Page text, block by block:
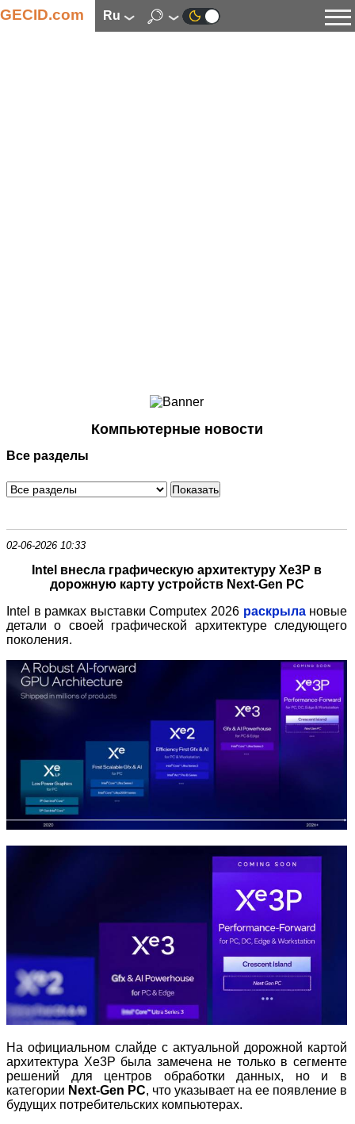
GECID.com ru
Смартфоны
Периферия
Программное обеспечение
Компьютерные новости
Все разделы
02-06-2026 10:33
Intel внесла графическую архитектуру Xe3P в
дорожную карту устройств Next-Gen PC
Intel в рамках выставки Computex 2026 раскрылановые
детали о своей графической архитектуре следующего
поколения.
На официальном слайде с актуальной дорожной картой
архитектура Xe3P была замечена не только в сегменте
решений для центров обработки данных, но и в
категории Next-Gen PC, что указывает на ее появление в
будущих потребительских компьютерах.